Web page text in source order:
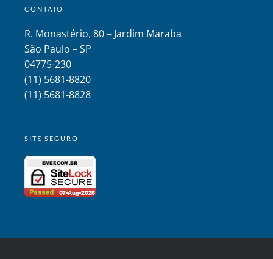
CONTATO
R. Monastério, 80 – Jardim Maraba
São Paulo – SP
04775-230
(11) 5681-8820
(11) 5681-8828
SITE SEGURO